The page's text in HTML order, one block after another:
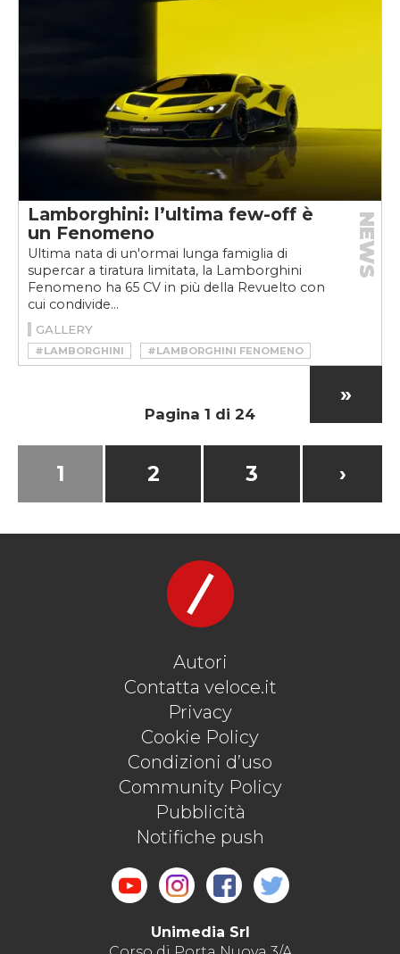
Lamborghini: l’ultima few-off è
un Fenomeno
Ultima nata di un'ormai lunga famiglia di
supercar a tiratura limitata, la Lamborghini
Fenomeno ha 65 CV in più della Revuelto con
cui condivide...
NEWS
GALLERY
#LAMBORGHINI #LAMBORGHINI FENOMENO
Pagina 1 di 24
1 2 3 ›
»
Autori
Contatta veloce.it
Privacy
Cookie Policy
Condizioni d’uso
Community Policy
Pubblicità
Notifiche push
Unimedia Srl